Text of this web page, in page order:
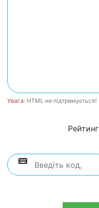
Увага: HTML не підтримується!
Рейтинг